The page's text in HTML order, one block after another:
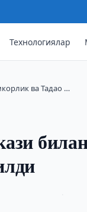
Технологиялар
ва Тадао …